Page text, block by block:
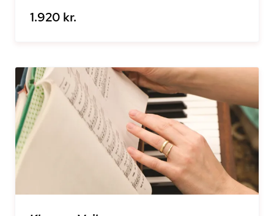
1.920 kr.